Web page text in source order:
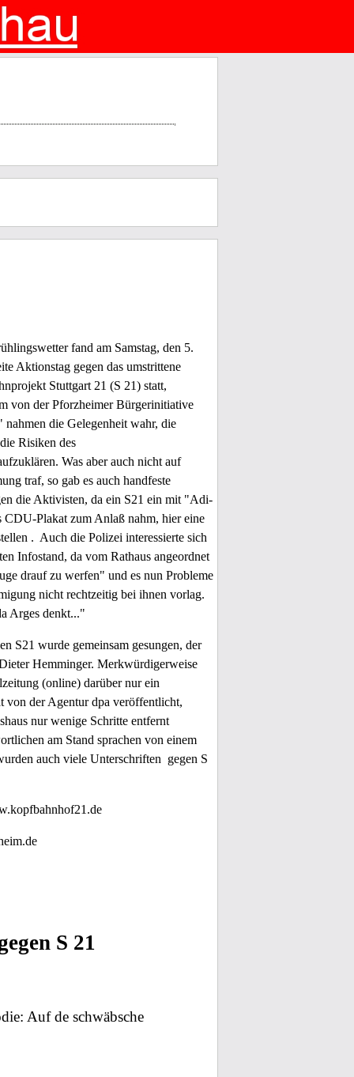
fand am Samstag, den 5.
Aktionstag gegen das umstrittene
Stuttgart 21 (S 21) statt,
von der Pforzheimer Bürgerinitiative
die Gelegenheit wahr, die
Risiken des
Was aber auch nicht auf
traf, so gab es auch handfeste
die Aktivisten, da ein S21 ein mit "Adi-
CDU-Plakat zum Anlaß nahm, hier eine
. Auch die Polizei interessierte sich
Infostand, da vom Rathaus angeordnet
drauf zu werfen" und es nun Probleme
nicht rechtzeitig bei ihnen vorlag.
Arges denkt..."
S21 wurde gemeinsam gesungen, der
Hemminger. Merkwürdigerweise
(online) darüber nur ein
von der Agentur dpa veröffentlicht,
nur wenige Schritte entfernt
am Stand sprachen von einem
auch viele Unterschriften gegen S
S 21
Auf de schwäbsche